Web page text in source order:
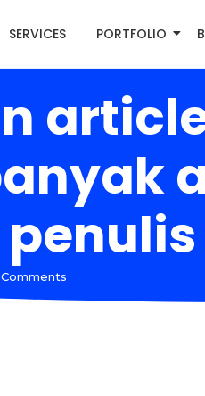
SERVICES PORTFOLIO